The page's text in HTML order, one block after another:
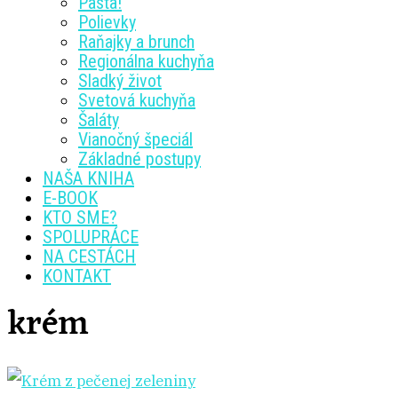
Polievky
Raňajky a brunch
Regionálna kuchyňa
Sladký život
Svetová kuchyňa
Šaláty
Vianočný špeciál
Základné postupy
NAŠA KNIHA
E-BOOK
KTO SME?
SPOLUPRÁCE
NA CESTÁCH
KONTAKT
krém